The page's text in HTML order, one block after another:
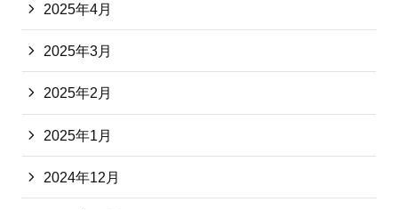
2025年4月
2025年3月
2025年2月
2025年1月
2024年12月